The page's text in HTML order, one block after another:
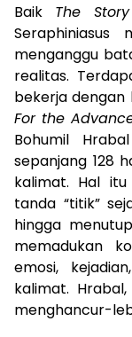
Baik The
Seraphiniasus
menganggu
realitas.
bekerja
For the
Bohumil
sepanjang 128
kalimat. Hal
tanda “titik”
hingga
memadukan
emosi,
kalimat.
menghancur-